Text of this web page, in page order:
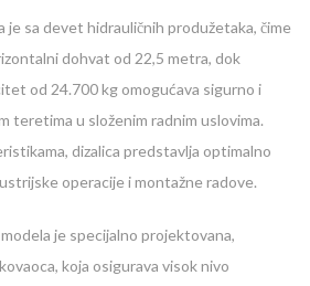
je sa devet hidrauličnih produžetaka, čime
dohvat od 22,5 metra, dok
od 24.700 kg omogućava sigurno i
teretima u složenim radnim uslovima.
dizalica predstavlja optimalno
operacije i montažne radove.
je specijalno projektovana,
koja osigurava visok nivo